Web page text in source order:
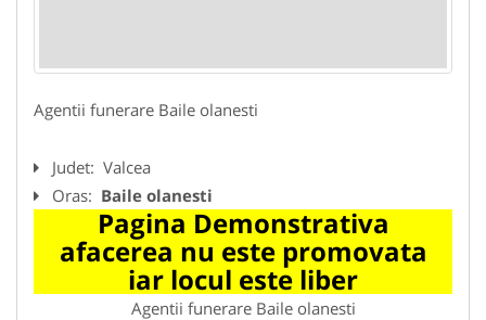
Agentii funerare Baile olanesti
Judet: Valcea
Oras: Baile olanesti
Pagina Demonstrativa
afacerea nu este promovata
iar locul este liber
Agentii funerare Baile olanesti